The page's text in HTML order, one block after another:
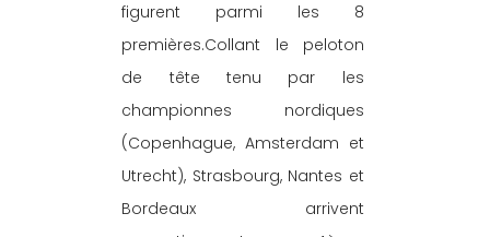
figurent parmi les 8
premières.Collant le peloton
de tête tenu par les
championnes nordiques
(Copenhague, Amsterdam et
Utrecht), Strasbourg, Nantes et
Bordeaux arrivent